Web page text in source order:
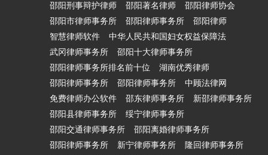
邵阳刑事辩护律师
邵阳著名律师
邵阳律师协会
邵阳市律师事务所
邵阳律师事务所
邵阳律师
智慧律师软件
中华人民共和国妇女权益保障法
武冈律师事务所
邵阳十大律师事务所
邵阳律师事务所排名前十位
湖南优秀律师
邵阳律师事务所
邵阳律师事务所
中顾法律网
免费律师办公软件
邵东律师事务所
新邵律师事务所
邵阳县律师事务所
绥宁律师事务所
邵阳交通律师事务所
邵阳离婚律师事务所
邵阳律师事务所
新宁律师事务所
隆回律师事务所